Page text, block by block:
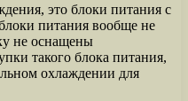
это блоки питания с
питания вообще не
не оснащены
такого блока питания,
охлаждении для